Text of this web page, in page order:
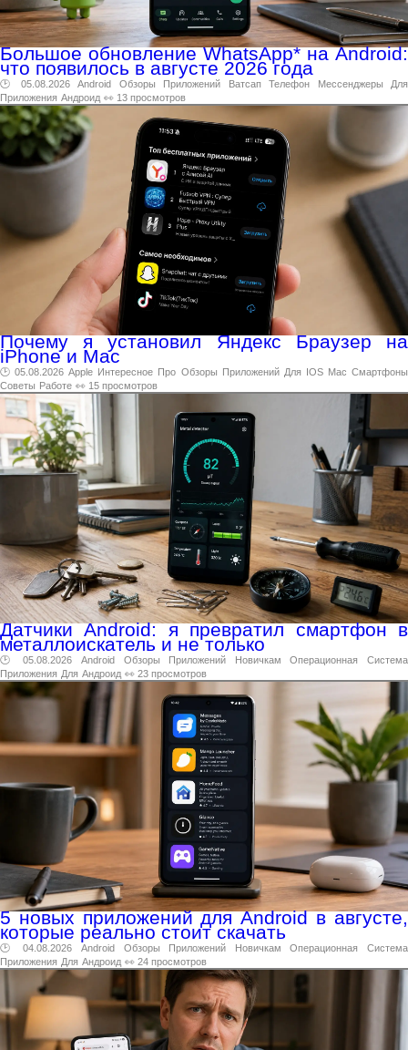
Большое обновление WhatsApp* на Android:
что появилось в августе 2026 года
🕑 05.08.2026 Android Обзоры Приложений Ватсап Телефон Мессенджеры
Для
Приложения Андроид 👀 13 просмотров
Почему я установил Яндекс Браузер на
iPhone и Mac
🕑 05.08.2026 Apple Интересное Про Обзоры Приложений Для IOS Mac Смартфоны
Советы Работе 👀 15 просмотров
Датчики Android: я превратил смартфон в
металлоискатель и не только
🕑 05.08.2026 Android Обзоры Приложений Новичкам Операционная
Система
Приложения Для Андроид 👀 23 просмотров
5 новых приложений для Android в августе,
которые реально стоит скачать
🕑 04.08.2026 Android Обзоры Приложений Новичкам Операционная
Система
Приложения Для Андроид 👀 24 просмотров